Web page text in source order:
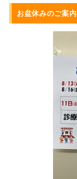
お盆休みのご案内